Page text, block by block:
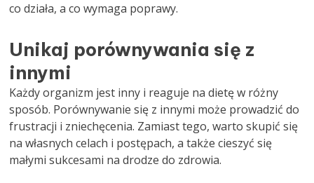
co działa, a co wymaga poprawy.
Unikaj porównywania się z
innymi
Każdy organizm jest inny i reaguje na dietę w różny
sposób. Porównywanie się z innymi może prowadzić do
frustracji i zniechęcenia. Zamiast tego, warto skupić się
na własnych celach i postępach, a także cieszyć się
małymi sukcesami na drodze do zdrowia.